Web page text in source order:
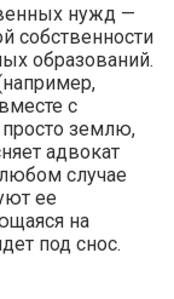
нужд —
собственности
образований.
с
землю,
адвокат
случае
ее
на
под снос.